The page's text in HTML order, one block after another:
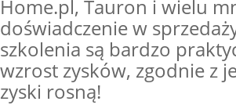
Home.pl, Tauron i wielu
doświadczenie w
szkolenia są bardzo
wzrost zysków, zgodnie z
zyski rosną!